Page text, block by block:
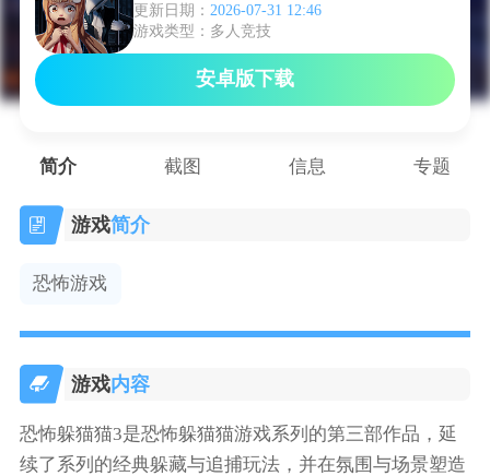
更新日期： 2026-07-31 12:46
游戏类型：多人竞技
安卓版下载
简介 截图 信息 专题
游戏简介
恐怖游戏
游戏内容
恐怖躲猫猫3是恐怖躲猫猫游戏系列的第三部作品，延
续了系列的经典躲藏与追捕玩法，并在氛围与场景塑造